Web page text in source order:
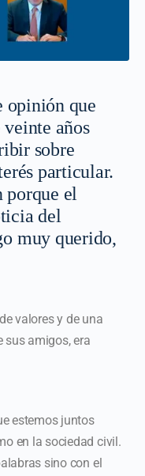
opinión que
veinte años
sobre
particular.
porque el
del
muy querido,
valores y de una
sus amigos, era
estemos juntos
en la sociedad civil.
sino con el